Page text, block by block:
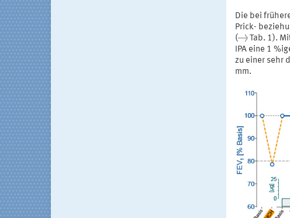
Die bei
Prick-
(→ Tab. 1).
IPA eine 1
zu einer sehr
mm.